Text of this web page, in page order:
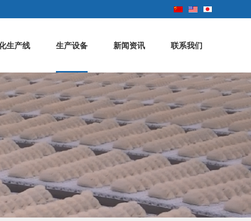
生产线 生产设备 新闻资讯 联系我们